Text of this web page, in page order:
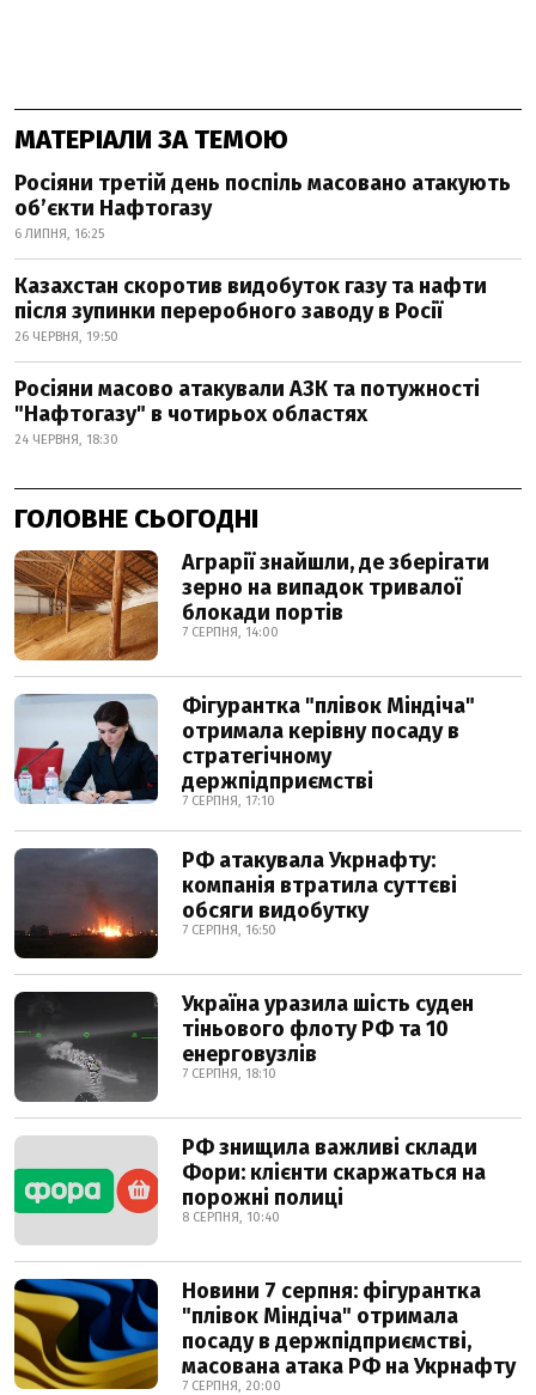
МАТЕРІАЛИ ЗА ТЕМОЮ
Росіяни третій день поспіль масовано атакують
об’єкти Нафтогазу
6 ЛИПНЯ, 16:25
Казахстан скоротив видобуток газу та нафти
після зупинки переробного заводу в Росії
26 ЧЕРВНЯ, 19:50
Росіяни масово атакували АЗК та потужності
"Нафтогазу" в чотирьох областях
24 ЧЕРВНЯ, 18:30
ГОЛОВНЕ СЬОГОДНІ
Аграрії знайшли, де зберігати
зерно на випадок тривалої
блокади портів
7 СЕРПНЯ, 14:00
Фігурантка "плівок Міндіча"
отримала керівну посаду в
стратегічному
держпідприємстві
7 СЕРПНЯ, 17:10
РФ атакувала Укрнафту:
компанія втратила суттєві
обсяги видобутку
7 СЕРПНЯ, 16:50
Україна уразила шість суден
тіньового флоту РФ та 10
енерговузлів
7 СЕРПНЯ, 18:10
РФ знищила важливі склади
Фори: клієнти скаржаться на
порожні полиці
8 СЕРПНЯ, 10:40
Новини 7 серпня: фігурантка
"плівок Міндіча" отримала
посаду в держпідприємстві,
масована атака РФ на Укрнафту
7 СЕРПНЯ, 20:00